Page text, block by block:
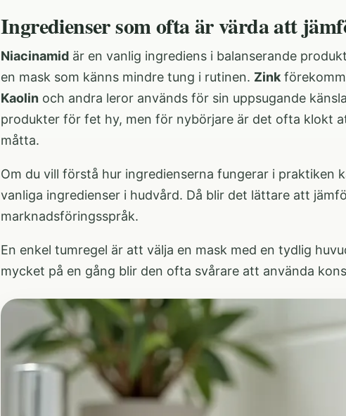
Ingredienser som ofta är värda att
Niacinamid är en vanlig ingrediens i balanserande
en mask som känns mindre tung i rutinen. Zink
Kaolin och andra leror används för sin uppsugande
produkter för fet hy, men för nybörjare är det ofta klokt
måtta.
Om du vill förstå hur ingredienserna fungerar i praktiken
vanliga ingredienser i hudvård. Då blir det lättare att
marknadsföringsspråk.
En enkel tumregel är att välja en mask med en tydlig
mycket på en gång blir den ofta svårare att använda